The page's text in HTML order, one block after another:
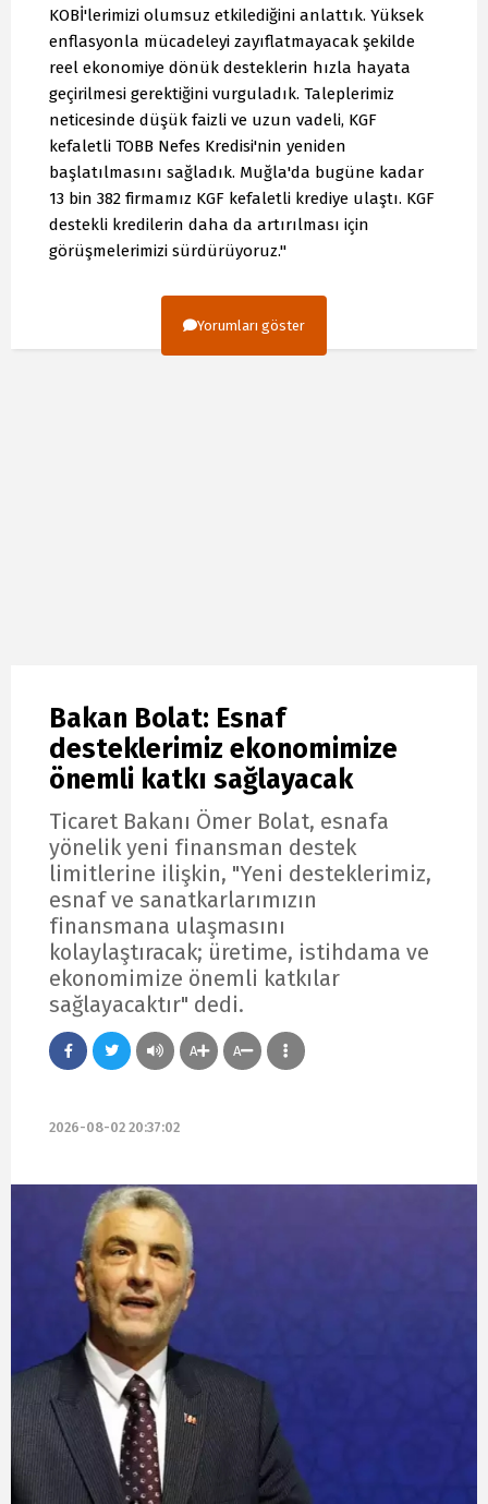
KOBİ'lerimizi olumsuz etkilediğini anlattık. Yüksek
enflasyonla mücadeleyi zayıflatmayacak şekilde
reel ekonomiye dönük desteklerin hızla hayata
geçirilmesi gerektiğini vurguladık. Taleplerimiz
neticesinde düşük faizli ve uzun vadeli, KGF
kefaletli TOBB Nefes Kredisi'nin yeniden
başlatılmasını sağladık. Muğla'da bugüne kadar
13 bin 382 firmamız KGF kefaletli krediye ulaştı. KGF
destekli kredilerin daha da artırılması için
görüşmelerimizi sürdürüyoruz."
Yorumları göster
Bakan Bolat: Esnaf
desteklerimiz ekonomimize
önemli katkı sağlayacak
Ticaret Bakanı Ömer Bolat, esnafa
yönelik yeni finansman destek
limitlerine ilişkin, "Yeni desteklerimiz,
esnaf ve sanatkarlarımızın
finansmana ulaşmasını
kolaylaştıracak; üretime, istihdama ve
ekonomimize önemli katkılar
sağlayacaktır" dedi.
A A
2026-08-02 20:37:02